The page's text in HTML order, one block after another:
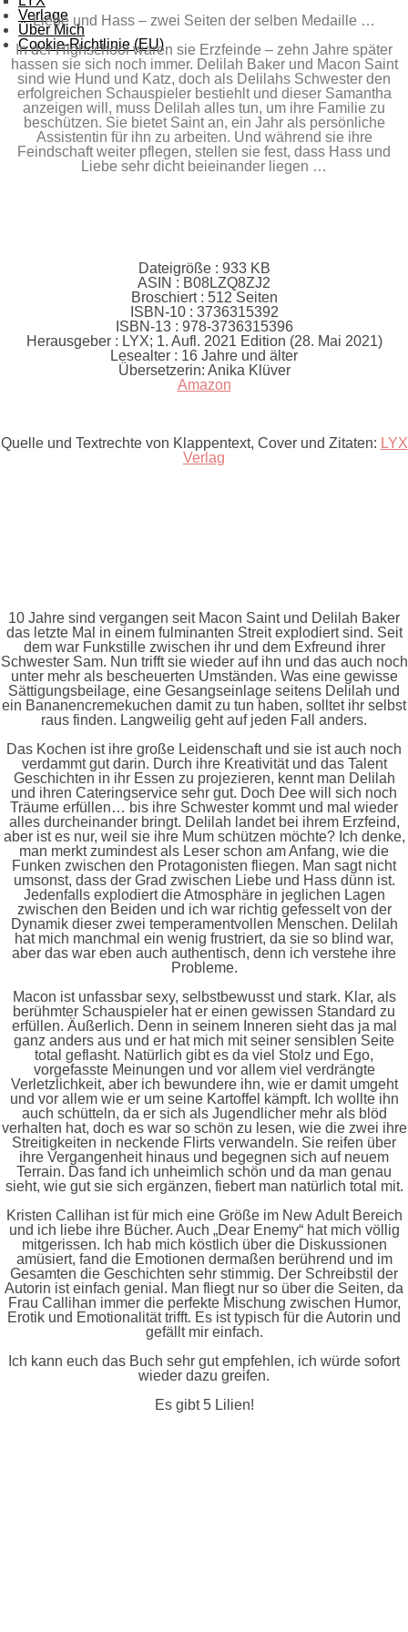
Verlage
Über Mich
Cookie-Richtlinie (EU)
Liebe und Hass – zwei Seiten der selben Medaille …
In der Highschool waren sie Erzfeinde – zehn Jahre später
hassen sie sich noch immer. Delilah Baker und Macon Saint
sind wie Hund und Katz, doch als Delilahs Schwester den
erfolgreichen Schauspieler bestiehlt und dieser Samantha
anzeigen will, muss Delilah alles tun, um ihre Familie zu
beschützen. Sie bietet Saint an, ein Jahr als persönliche
Assistentin für ihn zu arbeiten. Und während sie ihre
Feindschaft weiter pflegen, stellen sie fest, dass Hass und
Liebe sehr dicht beieinander liegen …
Dateigröße : 933 KB
ASIN : B08LZQ8ZJ2
Broschiert : 512 Seiten
ISBN-10 : 3736315392
ISBN-13 : 978-3736315396
Herausgeber : LYX; 1. Aufl. 2021 Edition (28. Mai 2021)
Lesealter : 16 Jahre und älter
Übersetzerin: Anika Klüver
Amazon
Quelle und Textrechte von Klappentext, Cover und Zitaten: LYX
Verlag
10 Jahre sind vergangen seit Macon Saint und Delilah Baker
das letzte Mal in einem fulminanten Streit explodiert sind. Seit
dem war Funkstille zwischen ihr und dem Exfreund ihrer
Schwester Sam. Nun trifft sie wieder auf ihn und das auch noch
unter mehr als bescheuerten Umständen. Was eine gewisse
Sättigungsbeilage, eine Gesangseinlage seitens Delilah und
ein Bananencremekuchen damit zu tun haben, solltet ihr selbst
raus finden. Langweilig geht auf jeden Fall anders.
Das Kochen ist ihre große Leidenschaft und sie ist auch noch
verdammt gut darin. Durch ihre Kreativität und das Talent
Geschichten in ihr Essen zu projezieren, kennt man Delilah
und ihren Cateringservice sehr gut. Doch Dee will sich noch
Träume erfüllen… bis ihre Schwester kommt und mal wieder
alles durcheinander bringt. Delilah landet bei ihrem Erzfeind,
aber ist es nur, weil sie ihre Mum schützen möchte? Ich denke,
man merkt zumindest als Leser schon am Anfang, wie die
Funken zwischen den Protagonisten fliegen. Man sagt nicht
umsonst, dass der Grad zwischen Liebe und Hass dünn ist.
Jedenfalls explodiert die Atmosphäre in jeglichen Lagen
zwischen den Beiden und ich war richtig gefesselt von der
Dynamik dieser zwei temperamentvollen Menschen. Delilah
hat mich manchmal ein wenig frustriert, da sie so blind war,
aber das war eben auch authentisch, denn ich verstehe ihre
Probleme.
Macon ist unfassbar sexy, selbstbewusst und stark. Klar, als
berühmter Schauspieler hat er einen gewissen Standard zu
erfüllen. Äußerlich. Denn in seinem Inneren sieht das ja mal
ganz anders aus und er hat mich mit seiner sensiblen Seite
total geflasht. Natürlich gibt es da viel Stolz und Ego,
vorgefasste Meinungen und vor allem viel verdrängte
Verletzlichkeit, aber ich bewundere ihn, wie er damit umgeht
und vor allem wie er um seine Kartoffel kämpft. Ich wollte ihn
auch schütteln, da er sich als Jugendlicher mehr als blöd
verhalten hat, doch es war so schön zu lesen, wie die zwei ihre
Streitigkeiten in neckende Flirts verwandeln. Sie reifen über
ihre Vergangenheit hinaus und begegnen sich auf neuem
Terrain. Das fand ich unheimlich schön und da man genau
sieht, wie gut sie sich ergänzen, fiebert man natürlich total mit.
Kristen Callihan ist für mich eine Größe im New Adult Bereich
und ich liebe ihre Bücher. Auch „Dear Enemy“ hat mich völlig
mitgerissen. Ich hab mich köstlich über die Diskussionen
amüsiert, fand die Emotionen dermaßen berührend und im
Gesamten die Geschichten sehr stimmig. Der Schreibstil der
Autorin ist einfach genial. Man fliegt nur so über die Seiten, da
Frau Callihan immer die perfekte Mischung zwischen Humor,
Erotik und Emotionalität trifft. Es ist typisch für die Autorin und
gefällt mir einfach.
Ich kann euch das Buch sehr gut empfehlen, ich würde sofort
wieder dazu greifen.
Es gibt 5 Lilien!